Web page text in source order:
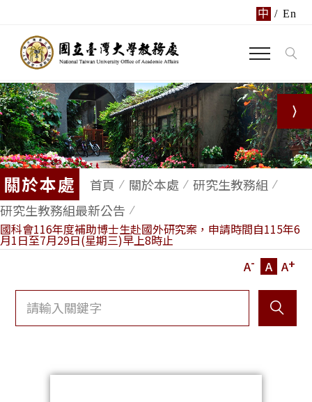
中 / En
關於本處 首頁 關於本處
研究生教務組
研究生教務組最新公告
國科會116年度補助博士生赴國外研究案，申請時間自115年6
月1日至7月29日(星期三)早上8時止
A- A A+